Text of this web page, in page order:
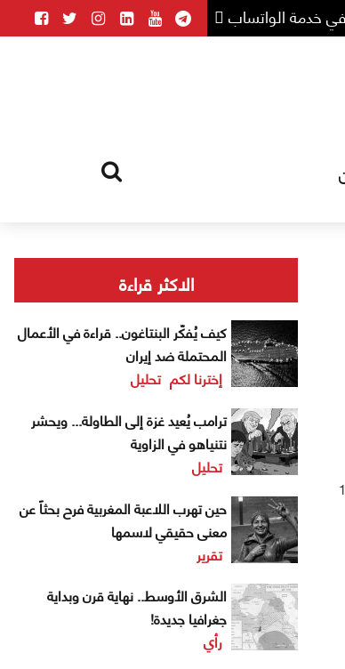
خدمة الواتساب
الاكثر قراءة
كيف يُفكّر البنتاغون.. قراءة في الأعمال
المحتملة ضد إيران
إخترنا لكم تحليل
ترامب يُعيد غزة إلى الطاولة... ويحشر
نتنياهو في الزاوية
تحليل
حين تهرب اللاعبة المغربية فرح بحثاً عن
معنى حقيقي لاسمها
تقرير
الشرق الأوسط.. نهاية قرن وبداية
جغرافيا جديدة!
رأي